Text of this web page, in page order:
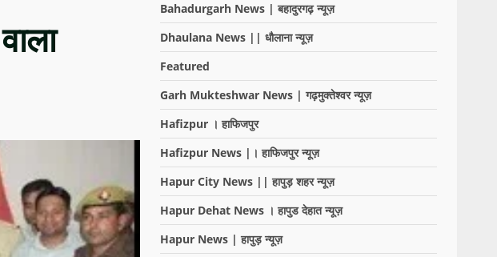
Bahadurgarh News | बहादुरगढ़ न्यूज़
Dhaulana News || धौलाना न्यूज़
Featured
Garh Mukteshwar News | गढ़मुक्तेश्वर न्यूज़
Hafizpur । हाफिजपुर
Hafizpur News |। हाफिजपुर न्यूज़
Hapur City News || हापुड़ शहर न्यूज़
Hapur Dehat News । हापुड देहात न्यूज़
Hapur News | हापुड़ न्यूज़